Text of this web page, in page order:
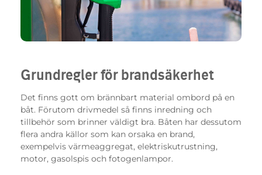
Grundregler för brandsäkerhet
Det finns gott om brännbart material ombord på en
båt. Förutom drivmedel så finns inredning och
tillbehör som brinner väldigt bra. Båten har dessutom
flera andra källor som kan orsaka en brand,
exempelvis värmeaggregat, elektriskutrustning,
motor, gasolspis och fotogenlampor.